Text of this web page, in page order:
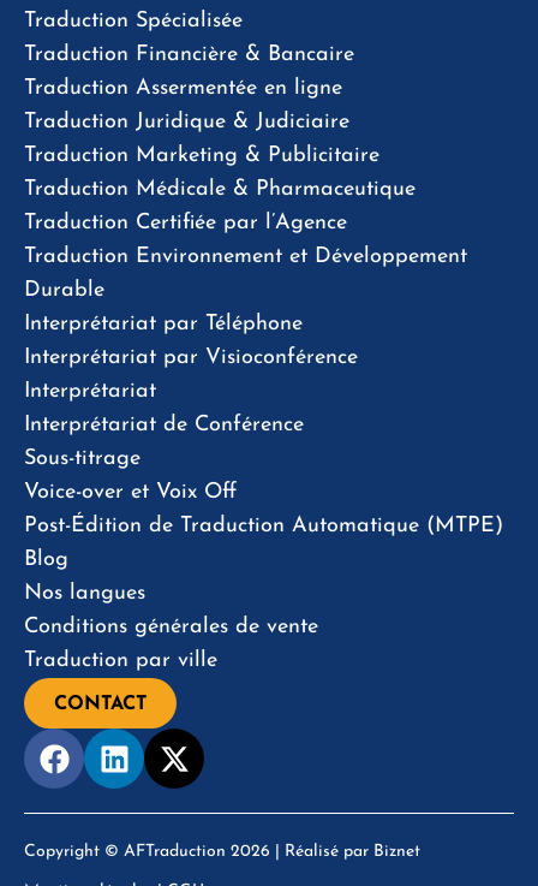
Traduction Spécialisée
Traduction Financière & Bancaire
Traduction Assermentée en ligne
Traduction Juridique & Judiciaire
Traduction Marketing & Publicitaire
Traduction Médicale & Pharmaceutique
Traduction Certifiée par l’Agence
Traduction Environnement et Développement
Durable
Interprétariat par Téléphone
Interprétariat par Visioconférence
Interprétariat
Interprétariat de Conférence
Sous-titrage
Voice-over et Voix Off
Post-Édition de Traduction Automatique (MTPE)
Blog
Nos langues
Conditions générales de vente
Traduction par ville
CONTACT
Copyright © AFTraduction 2026 | Réalisé par Biznet